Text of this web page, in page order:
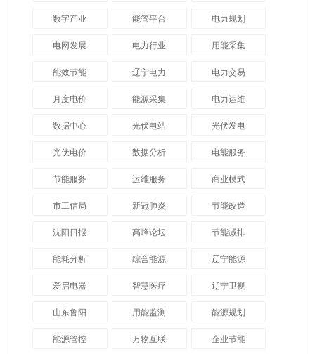
数字产业 能管平台 电力规划
电网发展 电力行业 用能采集
能效节能 辽宁电力 电力交易
月度电价 能源采集 电力运维
数据中心 光伏电站 光伏发电
光伏电价 数据分析 电能服务
节能服务 运维服务 商业模式
市工信局 新冠肺炎 节能改造
沈阳日报 高峰论坛 节能减排
能耗分析 综合能源 辽宁能源
爱启电器 智慧医疗 辽宁卫视
山东鲁阳 用能监测 能源规划
能源管控 万物互联 企业节能